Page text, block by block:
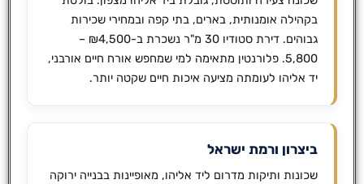
בקהילה אומנותית, בארים, בתי קפה ובמחירי שכירות
גבוהים. דירת סטודיו 30 מ"ר נשכרת ב-₪4,500 –
5,800. פלורנטין מתאימה למי שמחפש אורח חיים אורבני,
יד אליהו לעומתה מציעה איכות חיים שקטה יותר.
ביצרון ורמת ישראל
שכונות ותיקות מדרום ליד אליהו, מאופיינות בבנייה ירוקה